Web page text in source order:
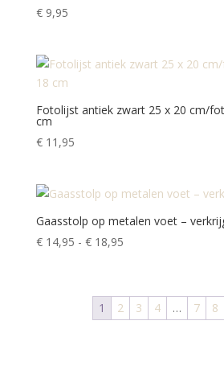
€9,95
Fotolijst antiek zwart 25 x 20 cm/
cm
€11,95
Gaasstolp op metalen voet –
€14,95 - €18,95Prijsklasse:
€ 18,95
1 2 3 4 … 7 8